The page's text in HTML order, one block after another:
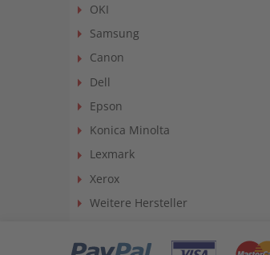
OKI
Samsung
Canon
Dell
Epson
Konica Minolta
Lexmark
Xerox
Weitere Hersteller